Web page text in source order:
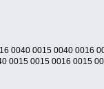
0040 0015 0040 0016
0015 0016 0015